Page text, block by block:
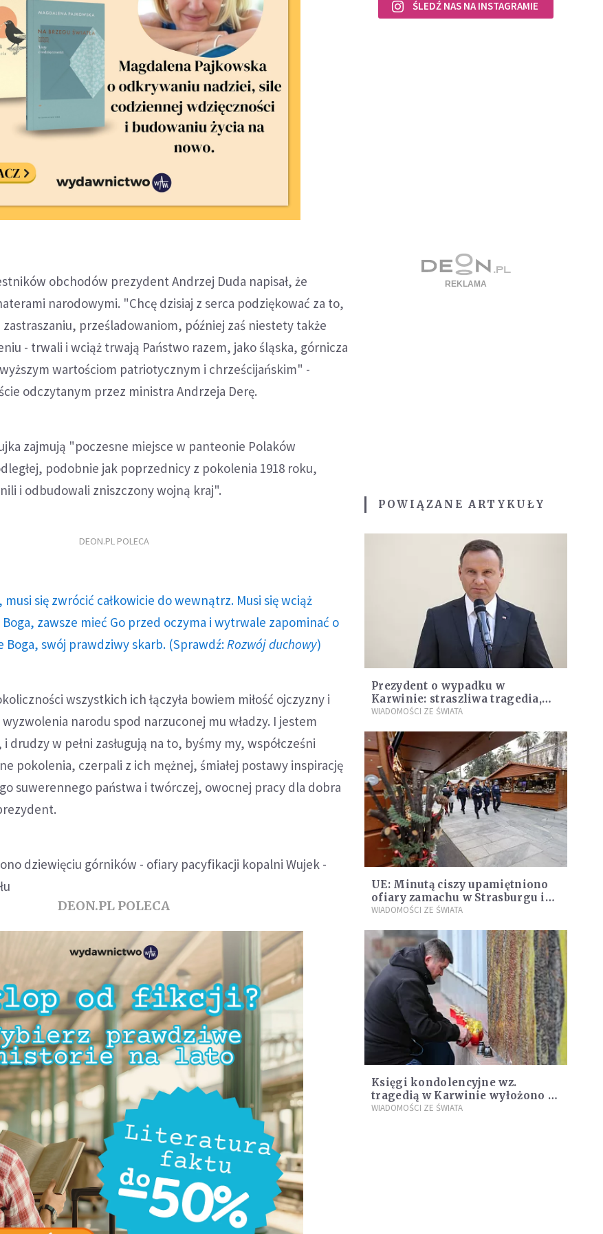
obchodów prezydent Andrzej Duda napisał, że
narodowymi. "Chcę dzisiaj z serca podziękować za to,
prześladowaniom, później zaś niestety także
- trwali i wciąż trwają Państwo razem, jako śląska, górnicza
wartościom patriotycznym i chrześcijańskim" -
odczytanym przez ministra Andrzeja Derę.
zajmują "poczesne miejsce w panteonie Polaków
podobnie jak poprzednicy z pokolenia 1918 roku,
i odbudowali zniszczony wojną kraj".
DEON.PL POLECA
musi się zwrócić całkowicie do wewnątrz. Musi się wciąż
zawsze mieć Go przed oczyma i wytrwale zapominać o
Boga, swój prawdziwy skarb. (Sprawdź: Rozwój duchowy)
wszystkich ich łączyła bowiem miłość ojczyzny i
narodu spod narzuconej mu władzy. I jestem
drudzy w pełni zasługują na to, byśmy my, współcześni
pokolenia, czerpali z ich mężnej, śmiałej postawy inspirację
suwerennego państwa i twórczej, owocnej pracy dla dobra
DEON.PL POLECA
ŚLEDŹ NAS NA INSTAGRAMIE
POWIĄZANE ARTYKUŁY
Prezydent o wypadku w
Karwinie: straszliwa tragedia,
możemy być modlitwą przy
WIADOMOŚCI ZE ŚWIATA
UE: Minutą ciszy upamiętniono
ofiary zamachu w Strasburgu i
ofiary komunizmu
WIADOMOŚCI ZE ŚWIATA
Księgi kondolencyjne wz.
tragedią w Karwinie wyłożono w
placówkach w Pradze i Ostrawie
WIADOMOŚCI ZE ŚWIATA